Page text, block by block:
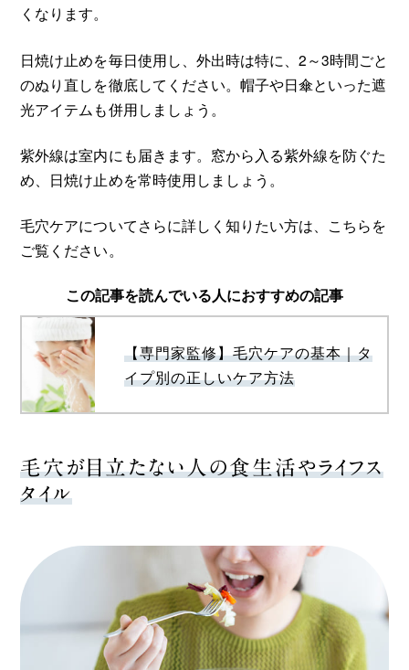
くなります。
日焼け止めを毎日使用し、外出時は特に、2～3時間ごと
のぬり直しを徹底してください。帽子や日傘といった遮
光アイテムも併用しましょう。
紫外線は室内にも届きます。窓から入る紫外線を防ぐた
め、日焼け止めを常時使用しましょう。
毛穴ケアについてさらに詳しく知りたい方は、こちらを
ご覧ください。
この記事を読んでいる人におすすめの記事
【専門家監修】毛穴ケアの基本｜タ
イプ別の正しいケア方法
毛穴が目立たない人の食生活やライフス
タイル